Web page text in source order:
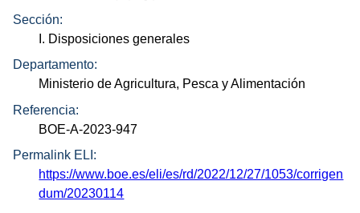
Sección:
I. Disposiciones generales
Departamento:
Ministerio de Agricultura, Pesca y Alimentación
Referencia:
BOE-A-2023-947
Permalink ELI:
https://www.boe.es/eli/es/rd/2022/12/27/1053/corrigen
dum/20230114